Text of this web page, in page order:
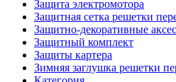
Защита электромотора
Защитная сетка решетки
Защитно-декоративные
Защитный комплект
Защиты картера
Зимняя заглушка решетки